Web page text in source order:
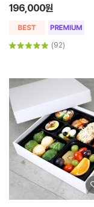
196,000원
(92)